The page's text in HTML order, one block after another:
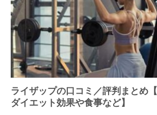
ライザップの口コミ／評判まとめ
ダイエット効果や食事など】